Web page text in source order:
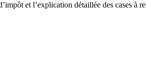
et l’explication détaillée des cases à